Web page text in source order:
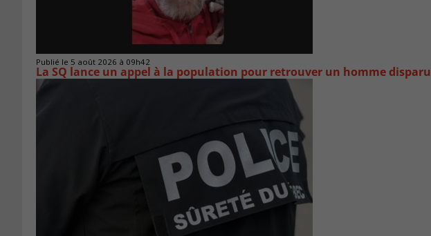
Publié le 5 août 2026 à 09h42
La SQ lance un appel à la population pour retrouver un homme disparu